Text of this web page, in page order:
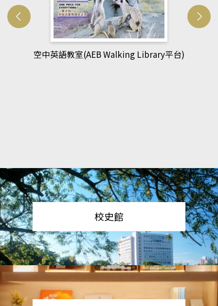
網管人(kono平台)
校史館